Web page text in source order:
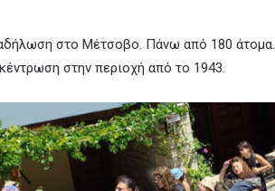
στο Μέτσοβο. Πάνω από 180 άτομα.
στην περιοχή από το 1943.